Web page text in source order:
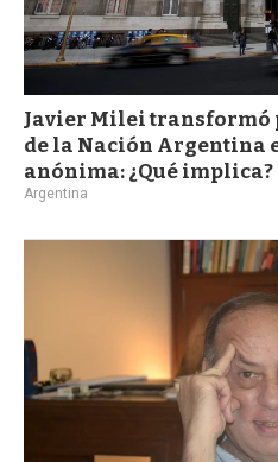
Javier Milei transformó
de la Nación Argentina
anónima: ¿Qué implica?
Argentina